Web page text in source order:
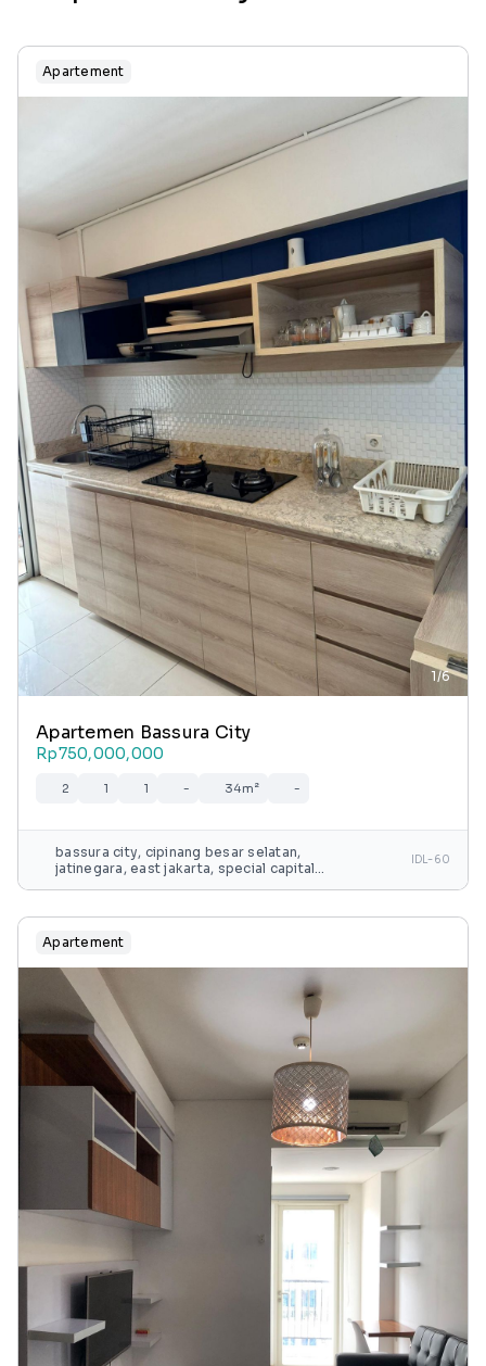
Apartement
1/6
Apartemen Bassura City
Rp750,000,000
2 1 1 - 34m² -
bassura city, cipinang besar selatan,
jatinegara, east jakarta, special capital
IDL-60
Apartement